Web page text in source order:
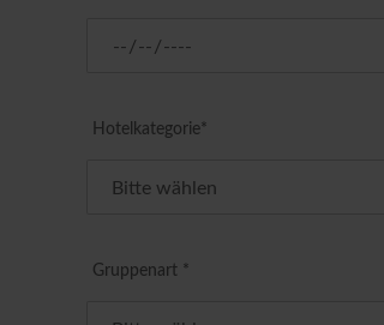
Hotelkategorie*
Gruppenart *